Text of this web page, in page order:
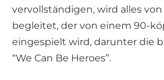
vervollständigen, wird alles
begleitet, der von einem 90-
eingespielt wird, darunter die
“We Can Be Heroes”.